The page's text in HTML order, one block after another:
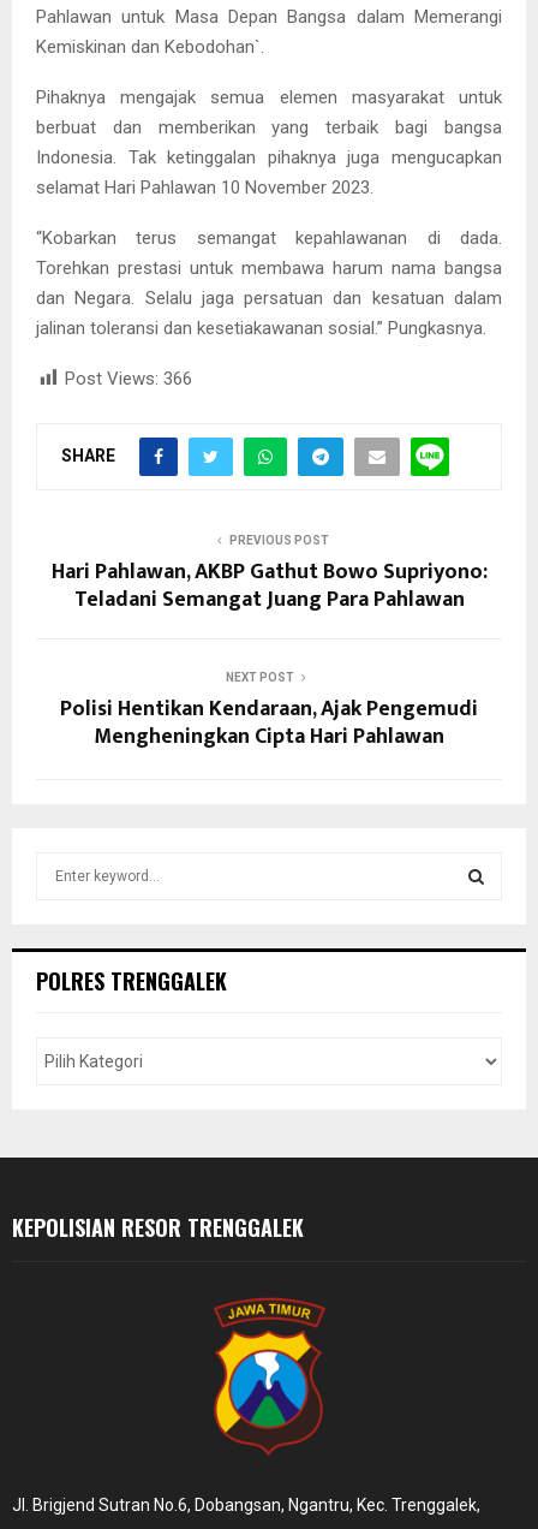
Pahlawan untuk Masa Depan Bangsa dalam Memerangi
Kemiskinan dan Kebodohan`.
Pihaknya mengajak semua elemen masyarakat untuk
berbuat dan memberikan yang terbaik bagi bangsa
Indonesia. Tak ketinggalan pihaknya juga mengucapkan
selamat Hari Pahlawan 10 November 2023.
“Kobarkan terus semangat kepahlawanan di dada.
Torehkan prestasi untuk membawa harum nama bangsa
dan Negara. Selalu jaga persatuan dan kesatuan dalam
jalinan toleransi dan kesetiakawanan sosial.” Pungkasnya.
Post Views: 366
SHARE
PREVIOUS POST
Hari Pahlawan, AKBP Gathut Bowo Supriyono:
Teladani Semangat Juang Para Pahlawan
NEXT POST
Polisi Hentikan Kendaraan, Ajak Pengemudi
Mengheningkan Cipta Hari Pahlawan
hPOLRES TRENGGALEK
KEPOLISIAN RESOR TRENGGALEK
Jl. Brigjend Sutran No.6, Dobangsan, Ngantru, Kec. Trenggalek,